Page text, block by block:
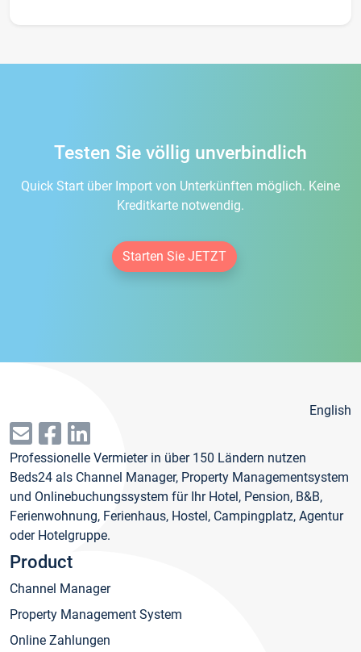
Testen Sie völlig unverbindlich
Quick Start über Import von Unterkünften möglich. Keine
Kreditkarte notwendig.
Starten Sie JETZT
English
Professionelle Vermieter in über 150 Ländern nutzen
Beds24 als Channel Manager, Property Managementsystem
und Onlinebuchungssystem für Ihr Hotel, Pension, B&B,
Ferienwohnung, Ferienhaus, Hostel, Campingplatz, Agentur
oder Hotelgruppe.
Product
Channel Manager
Property Management System
Online Zahlungen